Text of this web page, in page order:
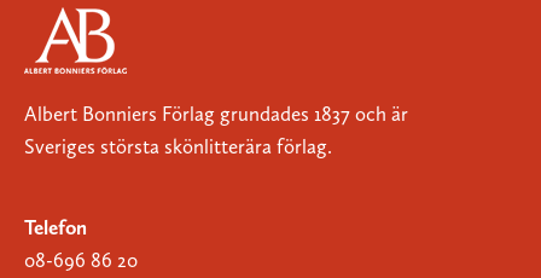
Albert Bonniers Förlag grundades 1837 och är
Sveriges största skönlitterära förlag.
Telefon
08-696 86 20